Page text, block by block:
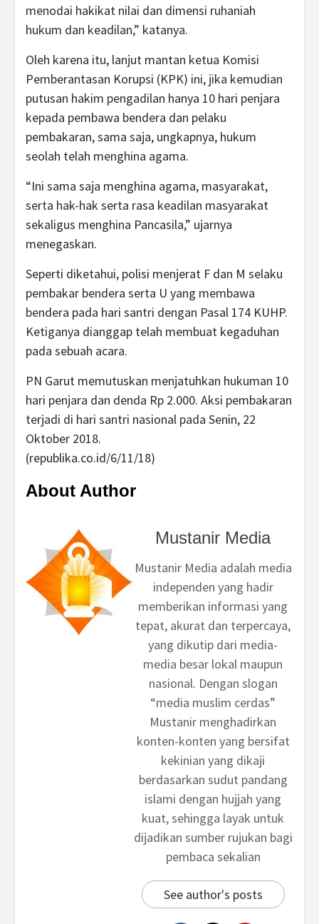
menodai hakikat nilai dan dimensi ruhaniah
hukum dan keadilan,” katanya.
Oleh karena itu, lanjut mantan ketua Komisi
Pemberantasan Korupsi (KPK) ini, jika kemudian
putusan hakim pengadilan hanya 10 hari penjara
kepada pembawa bendera dan pelaku
pembakaran, sama saja, ungkapnya, hukum
seolah telah menghina agama.
“Ini sama saja menghina agama, masyarakat,
serta hak-hak serta rasa keadilan masyarakat
sekaligus menghina Pancasila,” ujarnya
menegaskan.
Seperti diketahui, polisi menjerat F dan M selaku
pembakar bendera serta U yang membawa
bendera pada hari santri dengan Pasal 174 KUHP.
Ketiganya dianggap telah membuat kegaduhan
pada sebuah acara.
PN Garut memutuskan menjatuhkan hukuman 10
hari penjara dan denda Rp 2.000. Aksi pembakaran
terjadi di hari santri nasional pada Senin, 22
Oktober 2018.
(republika.co.id/6/11/18)
About Author
Mustanir Media
Mustanir Media adalah media
independen yang hadir
memberikan informasi yang
tepat, akurat dan terpercaya,
yang dikutip dari media-
media besar lokal maupun
nasional. Dengan slogan
“media muslim cerdas”
Mustanir menghadirkan
konten-konten yang bersifat
kekinian yang dikaji
berdasarkan sudut pandang
islami dengan hujjah yang
kuat, sehingga layak untuk
dijadikan sumber rujukan bagi
pembaca sekalian
See author's posts